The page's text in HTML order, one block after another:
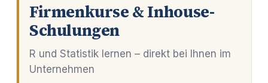
Firmenkurse & Inhouse-
Schulungen
R und Statistik lernen – direkt bei Ihnen im
Unternehmen